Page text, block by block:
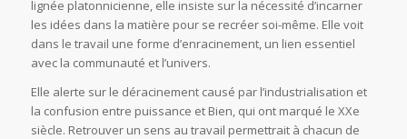
lignée platonnicienne, elle insiste sur la nécessité d’incarner
les idées dans la matière pour se recréer soi-même. Elle voit
dans le travail une forme d’enracinement, un lien essentiel
avec la communauté et l’univers.
Elle alerte sur le déracinement causé par l’industrialisation et
la confusion entre puissance et Bien, qui ont marqué le XXe
siècle. Retrouver un sens au travail permettrait à chacun de